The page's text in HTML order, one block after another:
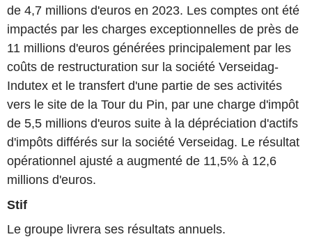
de 4,7 millions d'euros en 2023. Les comptes ont été
impactés par les charges exceptionnelles de près de
11 millions d'euros générées principalement par les
coûts de restructuration sur la société Verseidag-
Indutex et le transfert d'une partie de ses activités
vers le site de la Tour du Pin, par une charge d'impôt
de 5,5 millions d'euros suite à la dépréciation d'actifs
d'impôts différés sur la société Verseidag. Le résultat
opérationnel ajusté a augmenté de 11,5% à 12,6
millions d'euros.
Stif
Le groupe livrera ses résultats annuels.